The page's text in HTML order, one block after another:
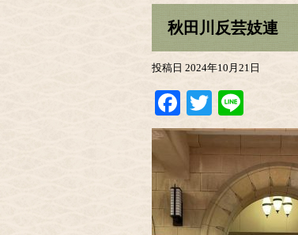
秋田川反芸妓連
投稿日 2024年10月21日
Facebook
Twitter